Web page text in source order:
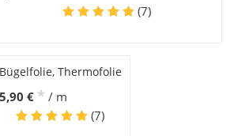
(7)
Bügelfolie, Thermofolie
5,90 € * / m
(7)